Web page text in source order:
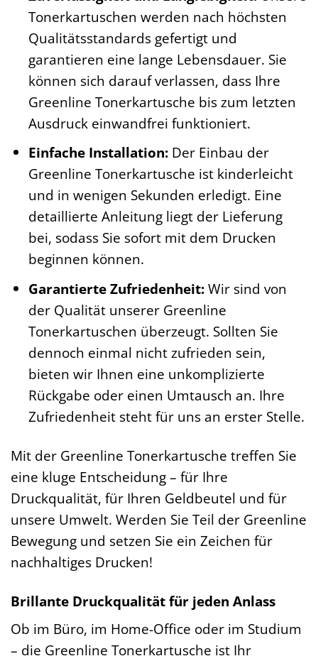
Tonerkartuschen werden nach höchsten
Qualitätsstandards gefertigt und
garantieren eine lange Lebensdauer. Sie
können sich darauf verlassen, dass Ihre
Greenline Tonerkartusche bis zum letzten
Ausdruck einwandfrei funktioniert.
Einfache Installation:Der Einbau der
Greenline Tonerkartusche ist kinderleicht
und in wenigen Sekunden erledigt. Eine
detaillierte Anleitung liegt der Lieferung
bei, sodass Sie sofort mit dem Drucken
beginnen können.
Garantierte Zufriedenheit:Wir sind von
der Qualität unserer Greenline
Tonerkartuschen überzeugt. Sollten Sie
dennoch einmal nicht zufrieden sein,
bieten wir Ihnen eine unkomplizierte
Rückgabe oder einen Umtausch an. Ihre
Zufriedenheit steht für uns an erster Stelle.
Mit der Greenline Tonerkartusche treffen Sie
eine kluge Entscheidung – für Ihre
Druckqualität, für Ihren Geldbeutel und für
unsere Umwelt. Werden Sie Teil der Greenline
Bewegung und setzen Sie ein Zeichen für
nachhaltiges Drucken!
Brillante Druckqualität für jeden Anlass
Ob im Büro, im Home-Office oder im Studium
– die Greenline Tonerkartusche ist Ihr